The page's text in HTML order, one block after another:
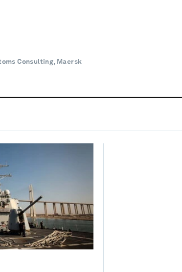
Consulting, Maersk